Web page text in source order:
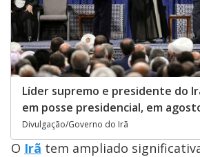
Líder supremo e presidente do
em posse presidencial, em
Divulgação/Governo do Irã
O Irã tem ampliado